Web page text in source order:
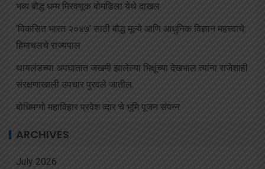
भव्य बौद्ध धम्म मिरवणूक बोमडिला येथे दाखल
‘विकसित भारत २०४७’ साठी बौद्ध मूल्ये आणि आधुनिक विज्ञान महत्त्वाचे:
हिमाचलचे राज्यपाल
थायलंडच्या अपघातात जखमी झालेल्या भिक्षूंच्या देखभाल त्यांना राजेशाही
संरक्षणाखाली उपचार पुरवले जातील.
बोधिमग्गो महाविहार प्रवेश व्दार चे भूमि पूजन संपन्न
ARCHIVES
July 2026